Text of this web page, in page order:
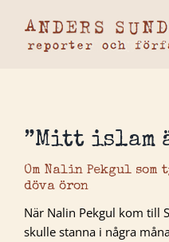
innehållet
”Mitt islam
Om Nalin Pekgul
döva öron
När Nalin Pekgul kom till
skulle stanna i några